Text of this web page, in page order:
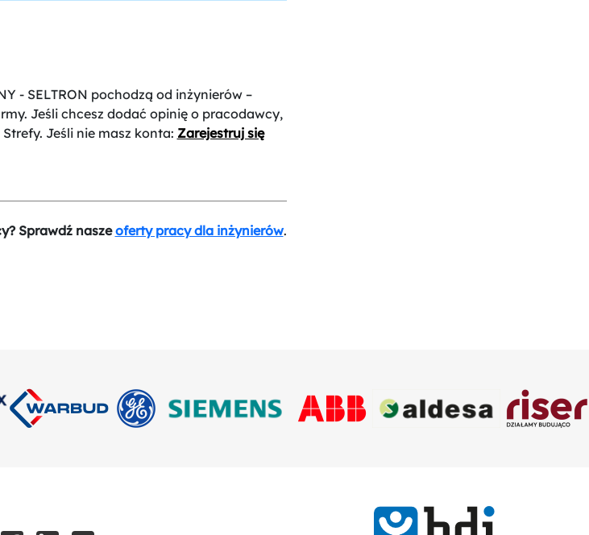
- SELTRON pochodzą od inżynierów –
Jeśli chcesz dodać opinię o pracodawcy,
Jeśli nie masz konta: Zarejestruj się
Sprawdź naszeoferty pracy dla inżynierów.